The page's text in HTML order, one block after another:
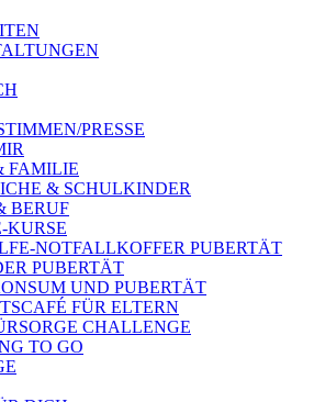
PRESSE
FAMILIE
& SCHULKINDER
BERUF
KURSE
NOTFALLKOFFER PUBERTÄT
PUBERTÄT
UND PUBERTÄT
FÜR ELTERN
CHALLENGE
TO GO